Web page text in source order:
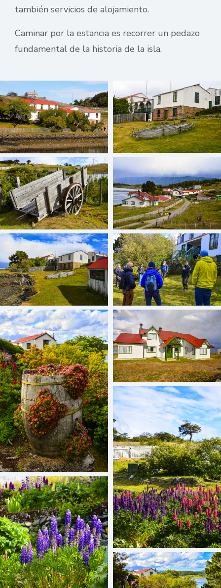
también servicios de alojamiento.
Caminar por la estancia es recorrer un pedazo
fundamental de la historia de la isla.